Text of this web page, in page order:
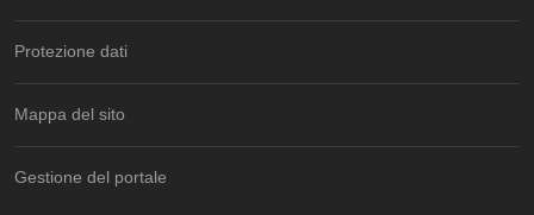
Protezione dati
Mappa del sito
Gestione del portale